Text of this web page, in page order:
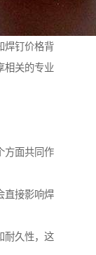
焊钉价格背
相关的专业
方面共同作
直接影响焊
耐久性，这